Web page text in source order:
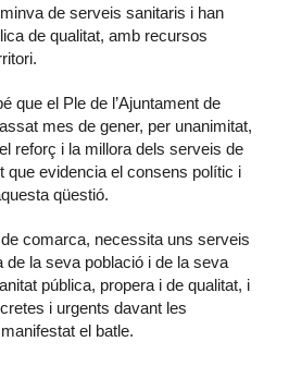
de serveis sanitaris i han
de qualitat, amb recursos
que el Ple de l’Ajuntament de
mes de gener, per unanimitat,
reforç i la millora dels serveis de
que evidencia el consens polític i
qüestió.
comarca, necessita uns serveis
de la seva població i de la seva
pública, propera i de qualitat, i
i urgents davant les
el batle.